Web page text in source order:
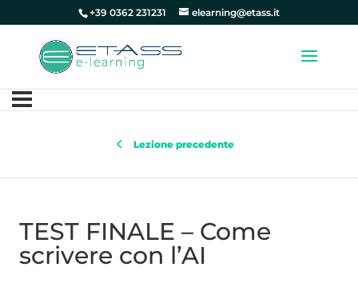
+39 0362 231231 elearning@etass.it
Lezione precedente
TEST FINALE – Come
scrivere con l’AI